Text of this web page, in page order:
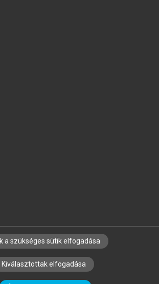
CÉGEKNEK KÖNYVTÁROSOKNAK
ÉS LEKTORÁLÁSI ALAPELVEK
a szükséges sütik elfogadása
Kiválasztottak elfogadása